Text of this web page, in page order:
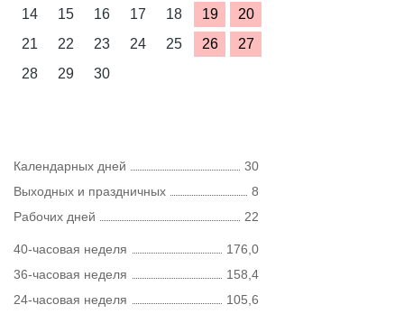
14
15 16 17 18 19
20
21
22 23 24 25 26
27
28
29 30
Календарных дней
30
Выходных и праздничных
8
Рабочих дней
22
40-часовая неделя
176,0
36-часовая неделя
158,4
24-часовая неделя
105,6